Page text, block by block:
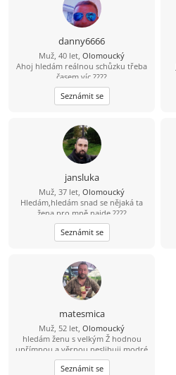
danny6666
Muž, 40 let, Olomoucký
Ahoj hledám reálnou schůzku třeba
časem víc ????
Seznámit se
jansluka
Muž, 37 let, Olomoucký
Hledám,hledám snad se nějaká ta
žena pro mně najde ????
Seznámit se
matesmica
Muž, 52 let, Olomoucký
hledám ženu s velkým Ž hodnou
upřímnou a věrnou neslibuji modré
znebe ale porozumění lásku a úctu
Seznámit se